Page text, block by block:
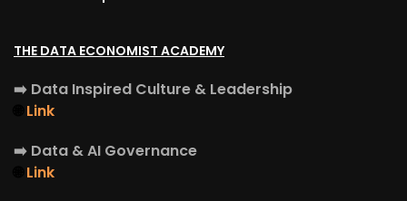
THE DATA ECONOMIST ACADEMY
➡️ Data Inspired Culture & Leadership
Link
➡️ Data & AI Governance
Link